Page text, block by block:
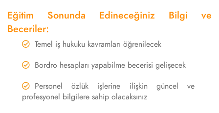
Eğitim Sonunda Edineceğiniz Bilgi ve
Beceriler:
Temel iş hukuku kavramları öğrenilecek
Bordro hesapları yapabilme becerisi gelişecek
Personel özlük işlerine ilişkin güncel ve
profesyonel bilgilere sahip olacaksınız